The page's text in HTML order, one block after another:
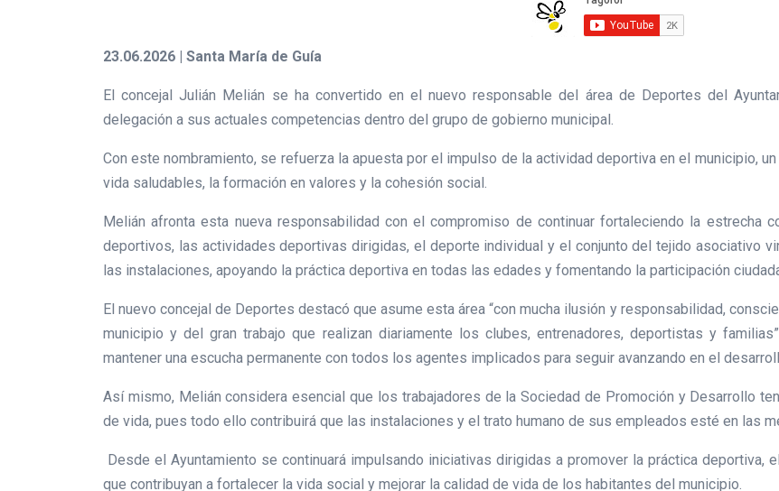
23.06.2026 | Santa María de Guía
El concejal Julián Melián se ha convertido en el nuevo responsable del área de Deportes del
delegación a sus actuales competencias dentro del grupo de gobierno municipal.
Con este nombramiento, se refuerza la apuesta por el impulso de la actividad deportiva en el municipio,
vida saludables, la formación en valores y la cohesión social.
Melián afronta esta nueva responsabilidad con el compromiso de continuar fortaleciendo la estrecha
deportivos, las actividades deportivas dirigidas, el deporte individual y el conjunto del tejido asociativo
las instalaciones, apoyando la práctica deportiva en todas las edades y fomentando la participación
El nuevo concejal de Deportes destacó que asume esta área “con mucha ilusión y responsabilidad,
municipio y del gran trabajo que realizan diariamente los clubes, entrenadores, deportistas y
mantener una escucha permanente con todos los agentes implicados para seguir avanzando en el
Así mismo, Melián considera esencial que los trabajadores de la Sociedad de Promoción y Desarrollo
de vida, pues todo ello contribuirá que las instalaciones y el trato humano de sus empleados esté en las
Desde el Ayuntamiento se continuará impulsando iniciativas dirigidas a promover la práctica
que contribuyan a fortalecer la vida social y mejorar la calidad de vida de los habitantes del municipio.